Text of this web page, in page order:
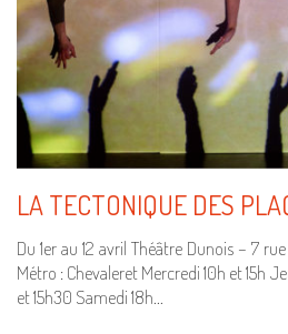
LA TECTONIQUE DES
Du 1er au 12 avril Théâtre Dunois – 7
Métro : Chevaleret Mercredi 10h et 15h
et 15h30 Samedi 18h…